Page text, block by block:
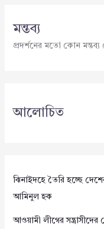
মন্তব্য
প্রদর্শনের মতো কোন মন্তব্য
আলোচিত
ঝিনাইদহে তৈরি হচ্ছে
আমিনুল হক
আওয়ামী লীগের